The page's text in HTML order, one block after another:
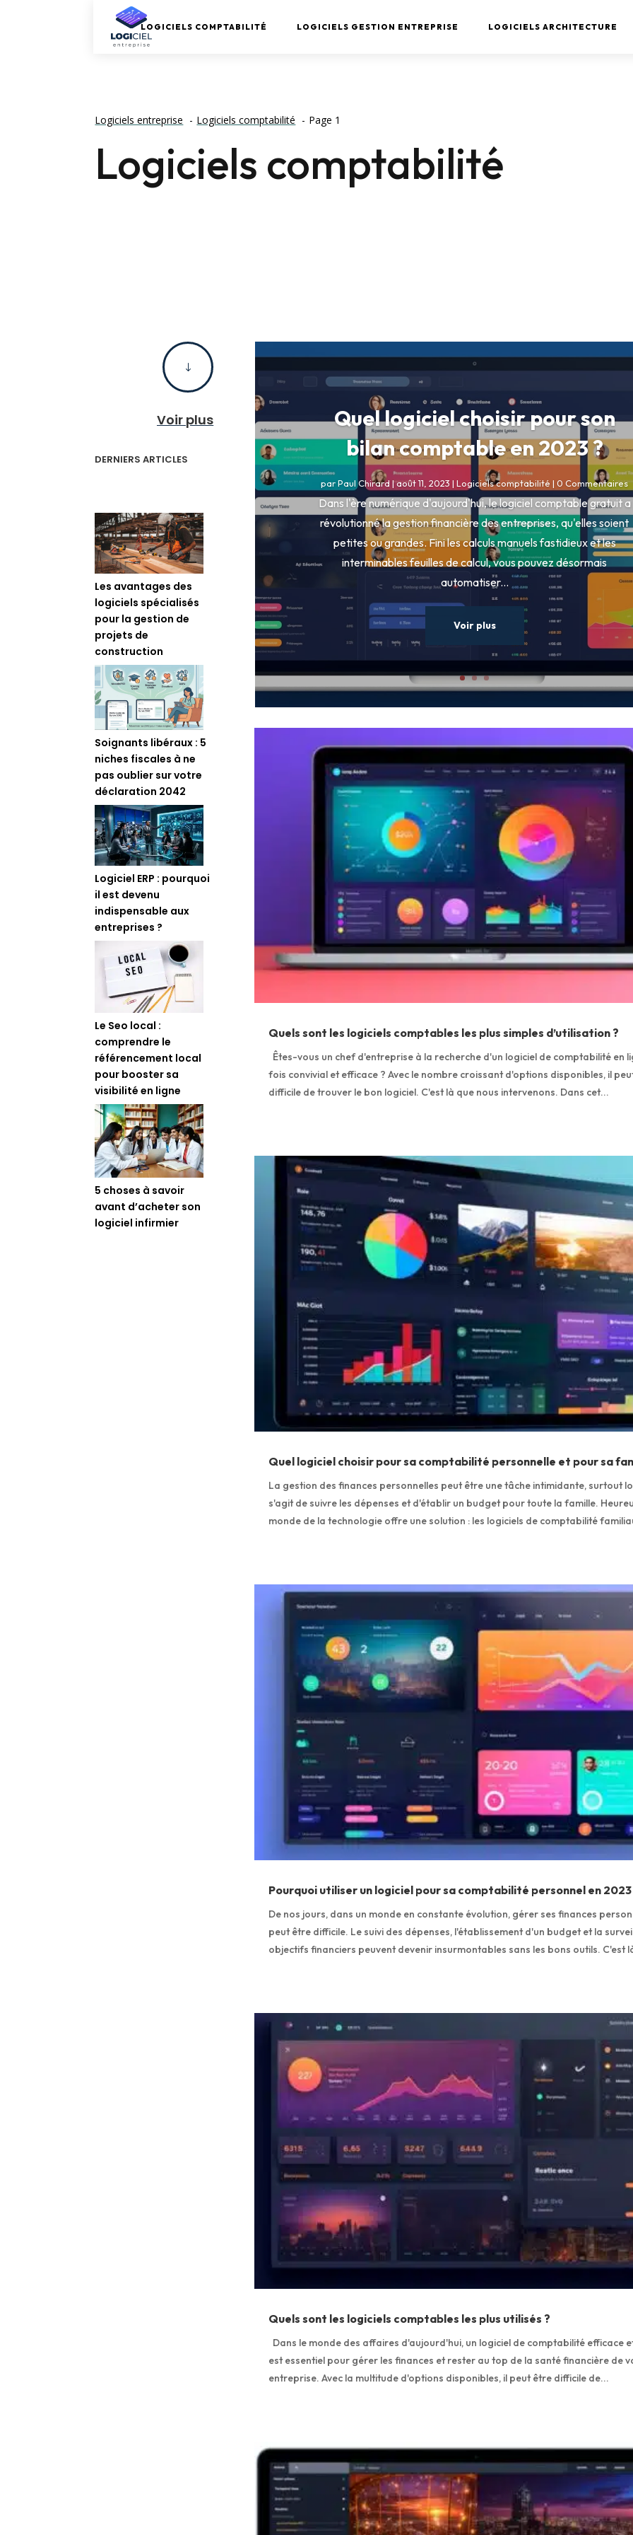
LOGICIELS COMPTABILITÉ LOGICIELS GESTION ENTREPRISE LOGICIELS ARCHITECTURE
Logiciels entreprise Logiciels comptabilité Page 1
Logiciels comptabilité
"
Voir plus
DERNIERS ARTICLES
Les avantages des
logiciels spécialisés
pour la gestion de
projets de
construction
Soignants libéraux : 5
niches fiscales à ne
pas oublier sur votre
déclaration 2042
Logiciel ERP : pourquoi
il est devenu
indispensable aux
entreprises ?
Le Seo local :
comprendre le
référencement local
pour booster sa
visibilité en ligne
5 choses à savoir
avant d’acheter son
logiciel infirmier
Quel logiciel choisir pour son
bilan comptable en 2023 ?
parPaul Chirard |août 11, 2023 |Logiciels comptabilité | 0 Commentaires
Dans l'ère numérique d'aujourd'hui, le logiciel comptable gratuit a
révolutionné la gestion financière des entreprises, qu'elles soient
petites ou grandes. Fini les calculs manuels fastidieux et les
interminables feuilles de calcul, vous pouvez désormais
automatiser...
Voir plus
Quels sont les logiciels comptables les plus simples d’utilisation ?
Êtes-vous un chef d'entreprise à la recherche d'un logiciel de comptabilité en
fois convivial et efficace ? Avec le nombre croissant d'options disponibles, il
difficile de trouver le bon logiciel. C'est là que nous intervenons. Dans cet...
Quel logiciel choisir pour sa comptabilité personnelle et pour sa
La gestion des finances personnelles peut être une tâche intimidante, surtout
s'agit de suivre les dépenses et d'établir un budget pour toute la famille.
monde de la technologie offre une solution : les logiciels de comptabilité
Pourquoi utiliser un logiciel pour sa comptabilité personnel en 2023
De nos jours, dans un monde en constante évolution, gérer ses finances
peut être difficile. Le suivi des dépenses, l'établissement d'un budget et la
objectifs financiers peuvent devenir insurmontables sans les bons outils. C'est
Quels sont les logiciels comptables les plus utilisés ?
Dans le monde des affaires d'aujourd'hui, un logiciel de comptabilité efficace
est essentiel pour gérer les finances et rester au top de la santé financière de
entreprise. Avec la multitude d'options disponibles, il peut être difficile de...